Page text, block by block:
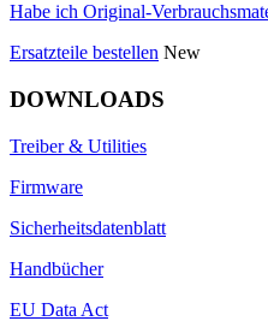
Habe ich Original-
Ersatzteile bestellen New
DOWNLOADS
Treiber & Utilities
Firmware
Sicherheitsdatenblatt
Handbücher
EU Data Act